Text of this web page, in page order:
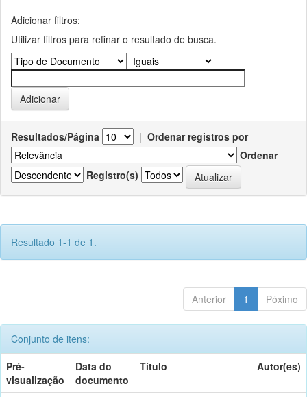
Adicionar filtros:
Utilizar filtros para refinar o resultado de busca.
Resultados/Página | Ordenar registros por
Ordenar
Registro(s)
Resultado 1-1 de 1.
Anterior 1 Póximo
Conjunto de itens:
Pré-
visualização
Data do
documento
Título Autor(es)